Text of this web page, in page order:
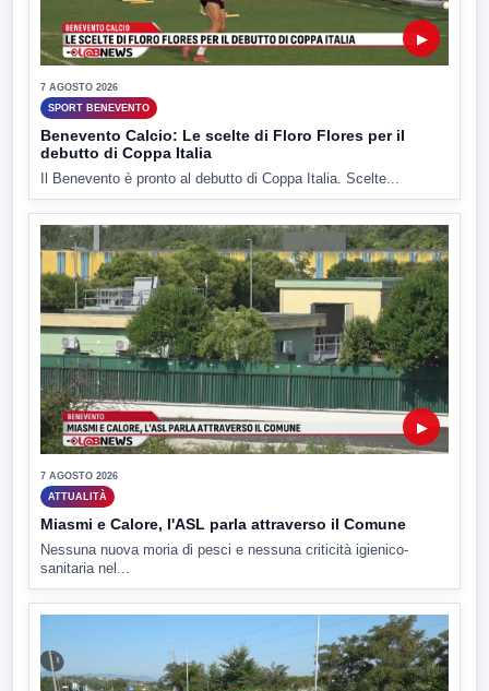
▶
7 AGOSTO 2026
SPORT BENEVENTO
Benevento Calcio: Le scelte di Floro Flores per il
debutto di Coppa Italia
Il Benevento è pronto al debutto di Coppa Italia. Scelte...
▶
7 AGOSTO 2026
ATTUALITÀ
Miasmi e Calore, l'ASL parla attraverso il Comune
Nessuna nuova moria di pesci e nessuna criticità igienico-
sanitaria nel...